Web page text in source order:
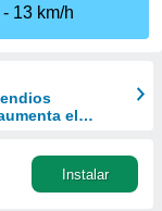
13 km/h
el
Instalar